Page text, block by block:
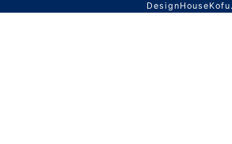
DesignHouseKofu.